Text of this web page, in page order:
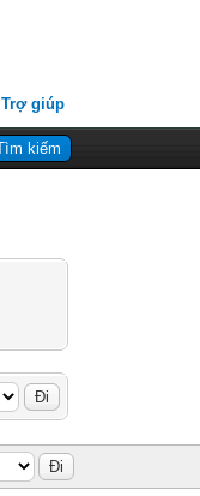
Trợ giúp